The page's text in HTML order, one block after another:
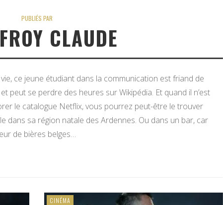
PUBLIÉS PAR
CLAUDE
ce jeune étudiant dans la communication est friand de
peut se perdre des heures sur Wikipédia. Et quand il n’est
le catalogue Netflix, vous pourrez peut-être le trouver
dans sa région natale des Ardennes. Ou dans un bar, car
de bières belges…
CINÉMA